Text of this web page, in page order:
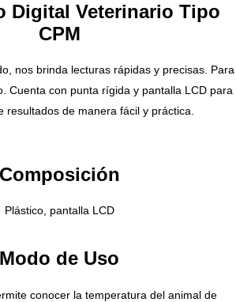
Digital Veterinario Tipo
CPM
nos brinda lecturas rápidas y precisas. Para
Cuenta con punta rígida y pantalla LCD para
resultados de manera fácil y práctica.
Composición
Plástico, pantalla LCD
Modo de Uso
conocer la temperatura del animal de